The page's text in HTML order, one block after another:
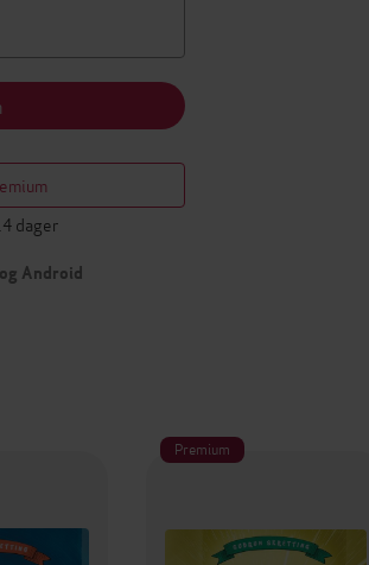
dager
Android
Premium